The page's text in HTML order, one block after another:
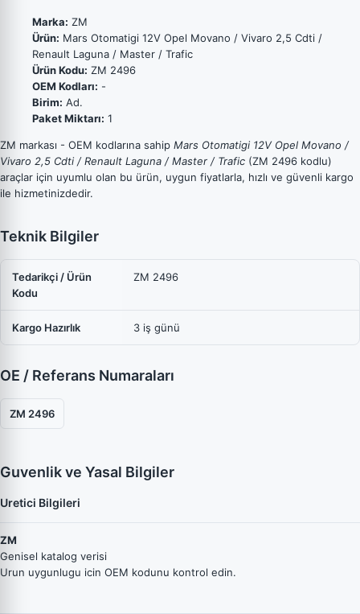
Marka: ZM
Ürün: Mars Otomatigi 12V Opel Movano / Vivaro 2,5 Cdti /
Renault Laguna / Master / Trafic
Ürün Kodu: ZM 2496
OEM Kodları: -
Birim: Ad.
Paket Miktarı: 1
ZM markası - OEM kodlarına sahip Mars Otomatigi 12V Opel Movano /
Vivaro 2,5 Cdti / Renault Laguna / Master / Trafic (ZM 2496 kodlu)
araçlar için uyumlu olan bu ürün, uygun fiyatlarla, hızlı ve güvenli kargo
ile hizmetinizdedir.
Teknik Bilgiler
Tedarikçi / Ürün
Kodu
ZM 2496
Kargo Hazırlık 3 iş günü
OE / Referans Numaraları
ZM 2496
Guvenlik ve Yasal Bilgiler
Uretici Bilgileri
ZM
Genisel katalog verisi
Urun uygunlugu icin OEM kodunu kontrol edin.